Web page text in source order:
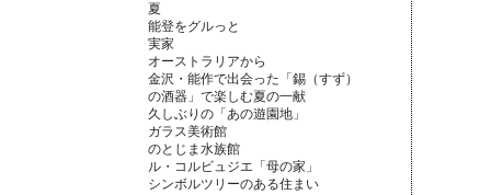
夏
能登をグルっと
実家
オーストラリアから
金沢・能作で出会った「錫（すず）
の酒器」で楽しむ夏の一献
久しぶりの「あの遊園地」
ガラス美術館
のとじま水族館
ル・コルビュジエ「母の家」
シンボルツリーのある住まい